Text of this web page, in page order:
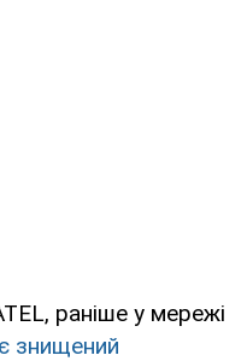
раніше у мережі
знищений